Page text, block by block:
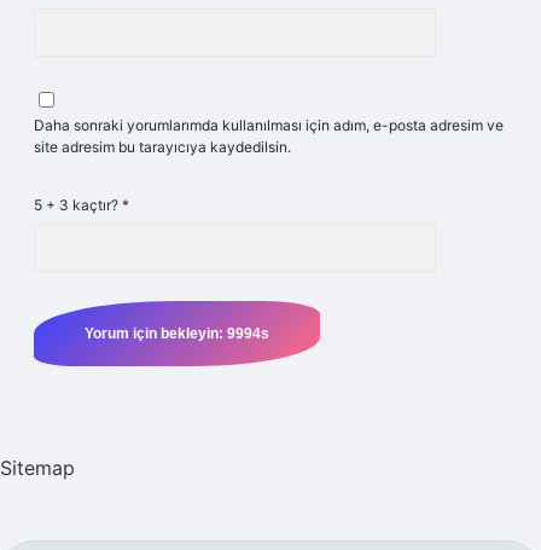
Daha sonraki yorumlarımda kullanılması için adım, e-posta adresim ve
site adresim bu tarayıcıya kaydedilsin.
5 + 3 kaçtır? *
Sitemap